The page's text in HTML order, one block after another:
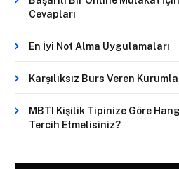
Cevapları
En İyi Not Alma Uygulamaları
Karşılıksız Burs Veren
MBTI Kişilik Tipinize Göre
Tercih Etmelisiniz?